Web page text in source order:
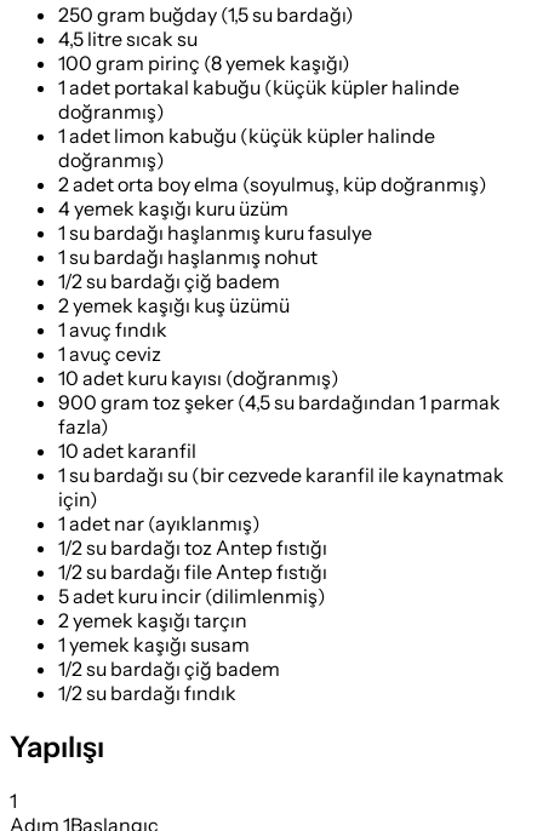
250 gram buğday (1,5 su bardağı)
4,5 litre sıcak su
100 gram pirinç (8 yemek kaşığı)
1 adet portakal kabuğu (küçük küpler halinde
doğranmış)
1 adet limon kabuğu (küçük küpler halinde
doğranmış)
2 adet orta boy elma (soyulmuş, küp doğranmış)
4 yemek kaşığı kuru üzüm
1 su bardağı haşlanmış kuru fasulye
1 su bardağı haşlanmış nohut
1/2 su bardağı çiğ badem
2 yemek kaşığı kuş üzümü
1 avuç fındık
1 avuç ceviz
10 adet kuru kayısı (doğranmış)
900 gram toz şeker (4,5 su bardağından 1 parmak
fazla)
10 adet karanfil
1 su bardağı su (bir cezvede karanfil ile kaynatmak
için)
1 adet nar (ayıklanmış)
1/2 su bardağı toz Antep fıstığı
1/2 su bardağı file Antep fıstığı
5 adet kuru incir (dilimlenmiş)
2 yemek kaşığı tarçın
1 yemek kaşığı susam
1/2 su bardağı çiğ badem
1/2 su bardağı fındık
Yapılışı
1
Adım 1Başlangıç